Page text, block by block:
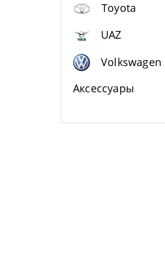
Toyota
UAZ
Volkswagen
Аксессуары